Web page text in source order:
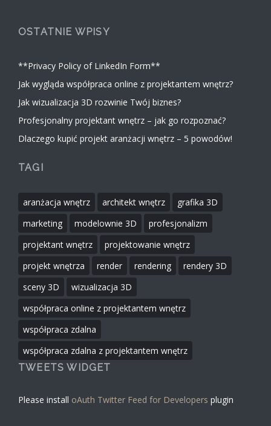
OSTATNIE WPISY
**Privacy Policy of LinkedIn Form**
Jak wygląda współpraca online z projektantem wnętrz?
Jak wizualizacja 3D rozwinie Twój biznes?
Profesjonalny projektant wnętrz – jak go rozpoznać?
Dlaczego kupić projekt aranżacji wnętrz – 5 powodów!
TAGI
aranżacja wnętrz architekt wnętrz
grafika 3D
marketing
modelownie 3D
profesjonalizm
projektant wnętrz
projektowanie wnętrz
projekt wnętrza
render rendering
rendery 3D
sceny 3D
wizualizacja 3D
współpraca online z projektantem wnętrz
współpraca zdalna
współpraca zdalna z projektantem wnętrz
TWEETS WIDGET
Please install oAuth Twitter Feed for Developers plugin